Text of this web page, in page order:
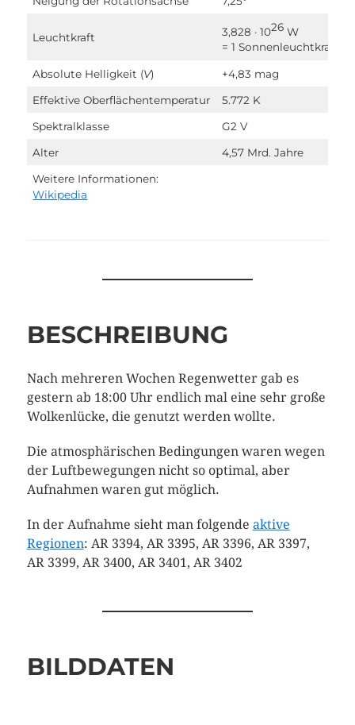
Leuchtkraft 3,828 · 1026 W
= 1 Sonnenleuchtkraft
Absolute Helligkeit (V) +4,83 mag
Effektive Oberflächentemperatur 5.772 K
Spektralklasse G2 V
Alter 4,57 Mrd. Jahre
Weitere Informationen:
Wikipedia
BESCHREIBUNG
Nach mehreren Wochen Regenwetter gab es
gestern ab 18:00 Uhr endlich mal eine sehr große
Wolkenlücke, die genutzt werden wollte.
Die atmosphärischen Bedingungen waren wegen
der Luftbewegungen nicht so optimal, aber
Aufnahmen waren gut möglich.
In der Aufnahme sieht man folgende aktive
Regionen: AR 3394, AR 3395, AR 3396, AR 3397,
AR 3399, AR 3400, AR 3401, AR 3402
BILDDATEN